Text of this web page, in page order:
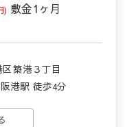
) 敷金1ヶ月
築港３丁目
港駅 徒歩4分